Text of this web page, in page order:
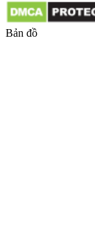
Bản đồ